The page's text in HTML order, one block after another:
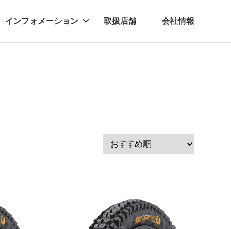
インフォメーション 取扱店舗 会社情報